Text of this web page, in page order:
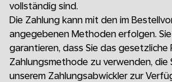
vollständig sind.
Die Zahlung kann mit den im
angegebenen Methoden erfolgen.
garantieren, dass Sie das gesetzliche
Zahlungsmethode zu verwenden, die
unserem Zahlungsabwickler zur